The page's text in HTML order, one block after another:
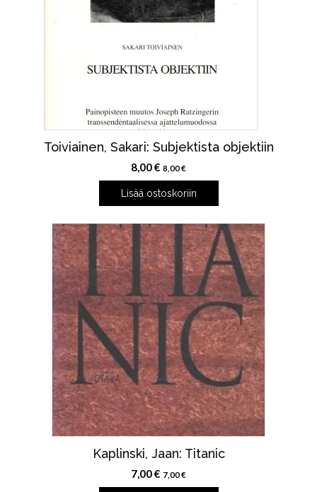
Toiviainen, Sakari: Subjektista objektiin
8,00€ 8,00€
Lisää ostoskoriin
Kaplinski, Jaan: Titanic
7,00€ 7,00€